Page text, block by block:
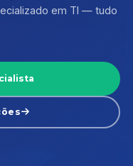
em TI — tudo